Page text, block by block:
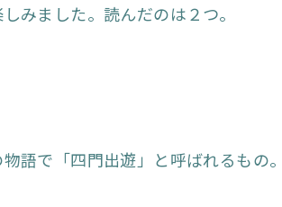
みました。読んだのは２つ。
語で「四門出遊」と呼ばれるもの